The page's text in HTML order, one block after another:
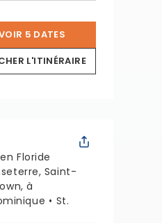
5 DATES
L'ITINÉRAIRE
Floride
Saint-
à
St.